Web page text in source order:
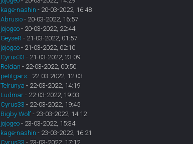
kage-nashin - 20-03-2022, 16:48
Abrusio- 20-03-2022, 16:57
jojogeo- 20-03-2022, 22:44
GeyseR - 21-03-2022, 01:57
jojogeo- 21-03-2022, 02:10
Cyrus33 - 21-03-2022, 23:09
Reldan - 22-03-2022, 00:50
petitgars - 22-03-2022, 12:03
Telrunya - 22-03-2022, 14:19
Ludmar- 22-03-2022, 19:03
Cyrus33 - 22-03-2022, 19:45
Bigby Wolf- 23-03-2022, 14:12
jojogeo- 23-03-2022, 15:34
kage-nashin - 23-03-2022, 16:21
Cyrus33 - 23-03-2022, 17:12